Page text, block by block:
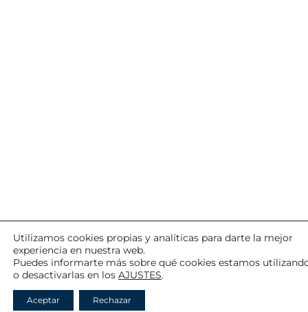
Utilizamos cookies propias y analíticas para darte la mejor
experiencia en nuestra web.
Puedes informarte más sobre qué cookies estamos
o desactivarlas en los AJUSTES.
Aceptar Rechazar